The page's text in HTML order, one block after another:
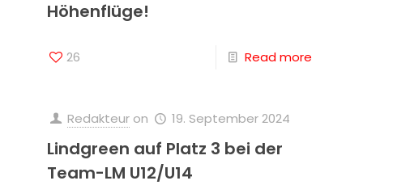
Höhenflüge!
26 Read more
Redakteur on 19. September 2024
Lindgreen auf Platz 3 bei der
Team-LM U12/U14